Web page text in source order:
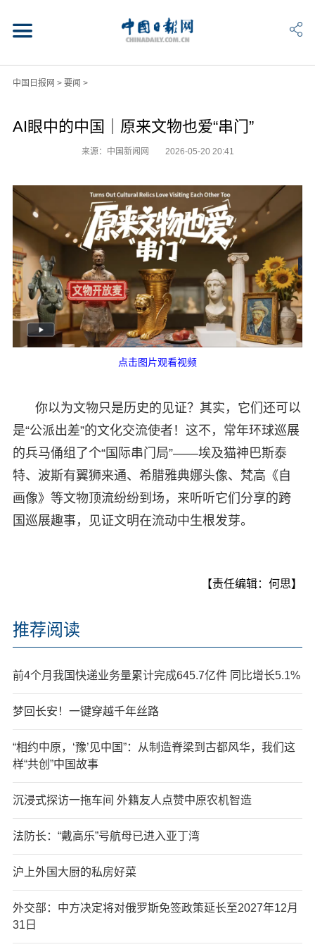
中国日报网 > 要闻 >
AI眼中的中国｜原来文物也爱“串门”
来源：中国新闻网 2026-05-20 20:41
点击图片观看视频
你以为文物只是历史的见证？其实，它们还可以
是“公派出差”的文化交流使者！这不，常年环球巡展
的兵马俑组了个“国际串门局”——埃及猫神巴斯泰
特、波斯有翼狮来通、希腊雅典娜头像、梵高《自
画像》等文物顶流纷纷到场，来听听它们分享的跨
国巡展趣事，见证文明在流动中生根发芽。
【责任编辑：何思】
推荐阅读
前4个月我国快递业务量累计完成645.7亿件 同比增长5.1%
梦回长安！一键穿越千年丝路
“相约中原，‘豫’见中国”：从制造脊梁到古都风华，我们这
样“共创”中国故事
沉浸式探访一拖车间 外籍友人点赞中原农机智造
法防长：“戴高乐”号航母已进入亚丁湾
沪上外国大厨的私房好菜
外交部：中方决定将对俄罗斯免签政策延长至2027年12月
31日